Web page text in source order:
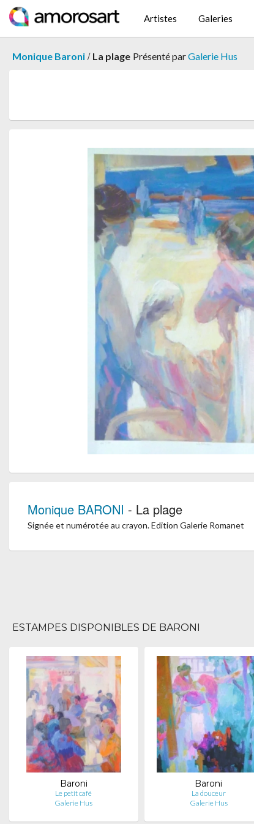
Artistes Galeries
Monique Baroni / La plage Présenté parGalerie Hus
Monique BARONI - La plage
Signée et numérotée au crayon. Edition Galerie Romanet
ESTAMPES DISPONIBLES DE BARONI
Baroni
Le petit café
Galerie Hus
Baroni
La douceur
Galerie Hus